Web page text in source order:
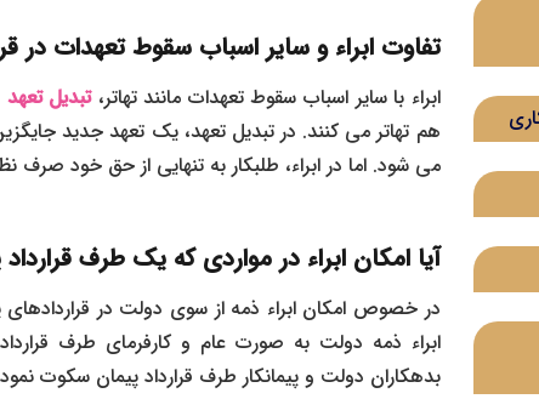
تفاوت ابراء و سایر اسباب سقوط تعهدات در
ابراء با سایر اسباب سقوط تعهدات مانند تهاتر،تبدیل تعهد
هم تهاتر می‌ کنند. در تبدیل تعهد، یک تعهد جدید
می ‌شود. اما در ابراء، طلبکار به تنهایی از حق خود
آیا امکان ابراء در مواردی که یک طرف
در خصوص امکان ابراء ذمه از سوی دولت در قراردادهای
ابراء ذمه دولت به صورت عام و کارفرمای طرف
بدهکاران دولت و پیمانکار طرف قرارداد پیمان سکوت